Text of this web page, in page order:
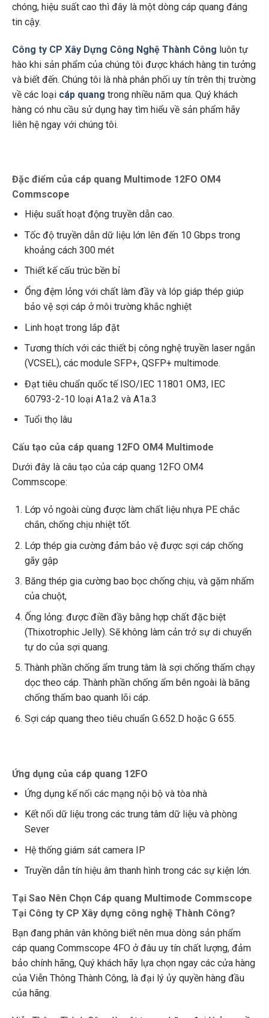
chóng, hiệu suất cao thì đây là một dòng cáp quang đáng
tin cậy.
Công ty CP Xây Dựng Công Nghệ Thành Công luôn tự
hào khi sản phẩm của chúng tôi được khách hàng tin tưởng
và biết đến. Chúng tôi là nhà phân phối uy tín trên thị trường
về các loại cáp quang trong nhiều năm qua. Quý khách
hàng có nhu cầu sử dụng hay tìm hiểu về sản phẩm hãy
liên hệ ngay với chúng tôi.
Đặc điểm của cáp quang Multimode 12FO OM4
Commscope
Hiệu suất hoạt động truyền dẫn cao.
Tốc độ truyền dẫn dữ liệu lớn lên đến 10 Gbps trong
khoảng cách 300 mét
Thiết kế cấu trúc bền bỉ
Ổng đệm lỏng với chất làm đầy và lóp giáp thép giúp
bảo vệ sợi cáp ở môi trường khắc nghiệt
Linh hoạt trong lắp đặt
Tương thích với các thiết bị công nghệ truyền laser ngắn
(VCSEL), các module SFP+, QSFP+ multimode.
Đạt tiêu chuẩn quốc tế ISO/IEC 11801 OM3, IEC
60793-2-10 loại A1a.2 và A1a.3
Tuổi thọ lâu
Cấu tạo của cáp quang 12FO OM4 Multimode
Dưới đây là câu tạo của cáp quang 12FO OM4
Commscope:
Lớp vỏ ngoài cùng được làm chất liệu nhựa PE chắc
chắn, chống chịu nhiệt tốt.
Lớp thép gia cường đảm bảo vệ được sợi cáp chống
gãy gập
Băng thép gia cường bao bọc chống chịu, và gặm nhấm
của chuột,
Ống lỏng: được điền đầy bằng hợp chất đặc biệt
(Thixotrophic Jelly). Sẽ không làm cản trở sự di chuyển
tự do của sợi quang.
Thành phần chống ẩm trung tâm là sợi chống thấm chạy
dọc theo cáp. Thành phần chống ẩm bên ngoài là băng
chống thấm bao quanh lõi cáp.
Sợi cáp quang theo tiêu chuẩn G.652.D hoặc G 655.
Ứng dụng của cáp quang 12FO
Ứng dụng kế nối các mạng nội bộ và tòa nhà
Kết nối dữ liệu trong các trung tâm dữ liệu và phòng
Sever
Hệ thống giám sát camera IP
Truyền dẫn tín hiệu âm thanh hình trong các sự kiện lớn.
Tại Sao Nên Chọn Cáp quang Multimode Commscope
Tại Công ty CP Xây dựng công nghệ Thành Công?
Bạn đang phân vân không biết nên mua dòng sản phẩm
cáp quang Commscope 4FO ở đâu uy tín chất lượng, đảm
bảo chính hãng, Quý khách hãy lựa chọn ngay các cửa hàng
của Viễn Thông Thành Công, là đại lý ủy quyền hàng đầu
của hãng.